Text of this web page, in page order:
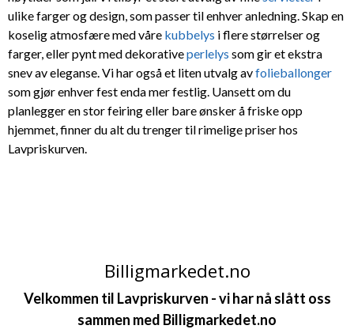
ulike farger og design, som passer til enhver anledning. Skap en
koselig atmosfære med våre kubbelys i flere størrelser og
farger, eller pynt med dekorativeperlelys som gir et ekstra
snev av eleganse. Vi har også et liten utvalg avfolieballonger
som gjør enhver fest enda mer festlig. Uansett om du
planlegger en stor feiring eller bare ønsker å friske opp
hjemmet, finner du alt du trenger til rimelige priser hos
Lavpriskurven.
Billigmarkedet.no
Velkommen til Lavpriskurven - vi har nå slått oss
sammen med Billigmarkedet.no